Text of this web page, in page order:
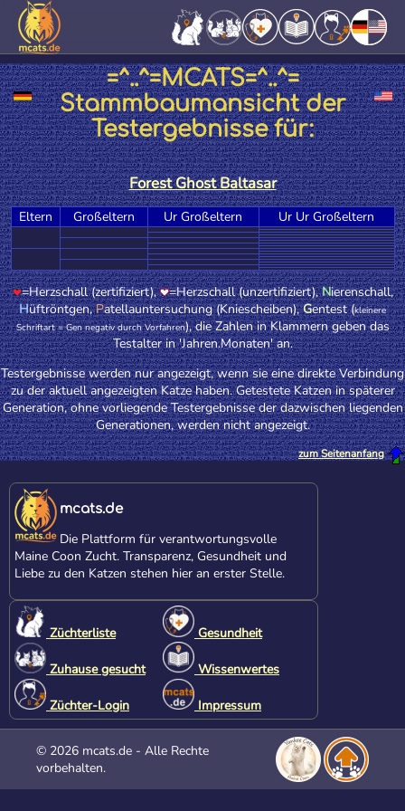
=^..^=MCATS=^..^=
Stammbaumansicht der
Testergebnisse für:
Forest Ghost Baltasar
Eltern Großeltern Ur Großeltern Ur Ur Großeltern
=Herzschall (zertifiziert), =Herzschall (unzertifiziert),Nierenschall,
Hüftröntgen,Patellauntersuchung (Kniescheiben),Gentest (kleinere
Schriftart = Gen negativ durch Vorfahren), die Zahlen in Klammern geben das
Testalter in 'Jahren.Monaten' an.
Testergebnisse werden nur angezeigt, wenn sie eine direkte Verbindung
zu der aktuell angezeigten Katze haben. Getestete Katzen in späterer
Generation, ohne vorliegende Testergebnisse der dazwischen liegenden
Generationen, werden nicht angezeigt.
zum Seitenanfang
mcats.de
Die Plattform für verantwortungsvolle
Maine Coon Zucht. Transparenz, Gesundheit und
Liebe zu den Katzen stehen hier an erster Stelle.
Züchterliste
Zuhause gesucht
Züchter-Login
Gesundheit
Wissenwertes
Impressum
© 2026 mcats.de - Alle Rechte
vorbehalten.